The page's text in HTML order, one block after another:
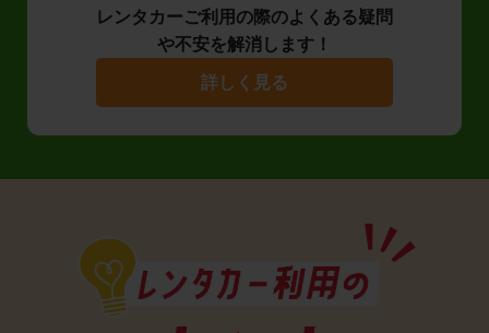
レンタカーご利用の際のよくある疑問
や不安を解消します！
詳しく見る